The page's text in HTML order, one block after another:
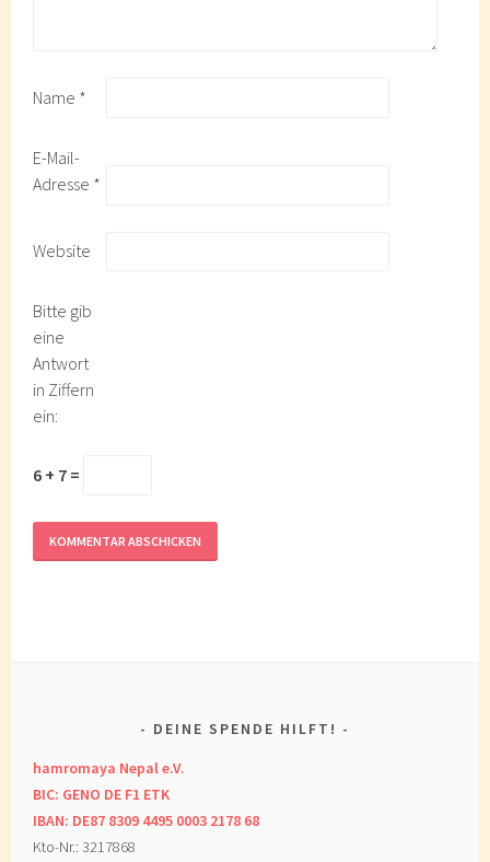
Name *
E-Mail-
Adresse *
Website
Bitte gib
eine
Antwort
in Ziffern
ein:
6 + 7 =
DEINE SPENDE HILFT!
hamromaya Nepal e.V.
BIC: GENO DE F1 ETK
IBAN: DE87 8309 4495 0003 2178 68
Kto-Nr.: 3217868